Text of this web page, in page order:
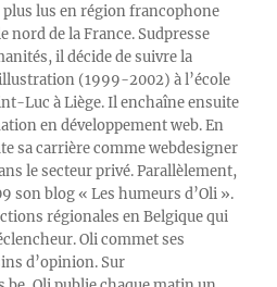
lus en région francophone
nord de la France. Sudpresse
il décide de suivre la
(1999-2002) à l’école
Luc à Liège. Il enchaîne ensuite
en développement web. En
sa carrière comme webdesigner
le secteur privé. Parallèlement,
son blog « Les humeurs d’Oli ».
régionales en Belgique qui
Oli commet ses
d’opinion. Sur